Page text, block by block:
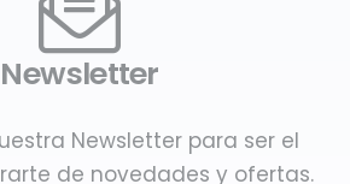
Newsletter
Newsletter para ser el
de novedades y ofertas.